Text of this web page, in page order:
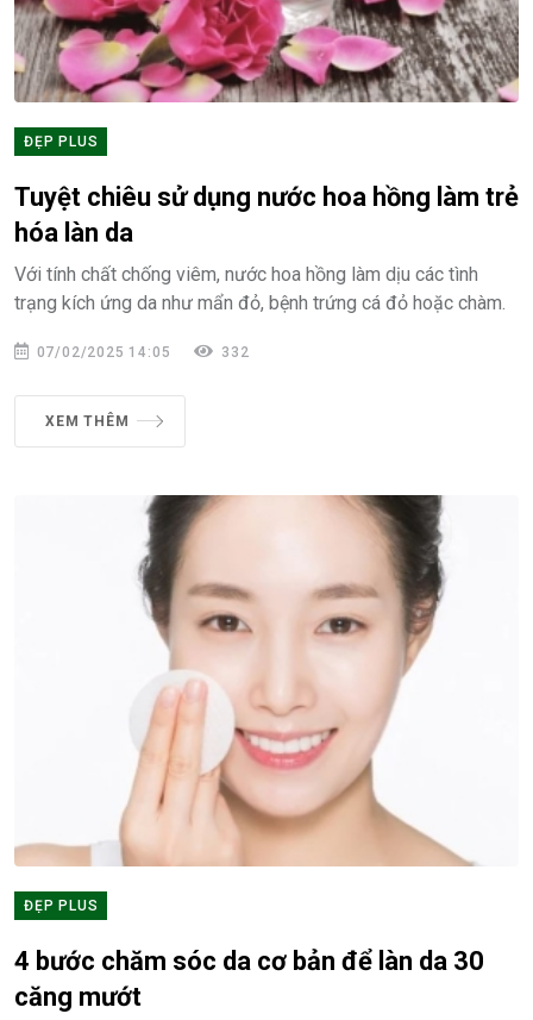
ĐẸP PLUS
Tuyệt chiêu sử dụng nước hoa hồng làm trẻ
hóa làn da
Với tính chất chống viêm, nước hoa hồng làm dịu các tình
trạng kích ứng da như mẩn đỏ, bệnh trứng cá đỏ hoặc chàm.
07/02/2025 14:05 332
XEM THÊM
ĐẸP PLUS
4 bước chăm sóc da cơ bản để làn da 30
căng mướt